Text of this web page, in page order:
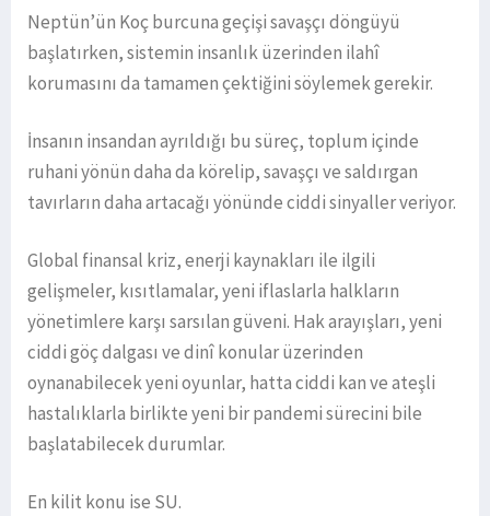
Neptün’ün Koç burcuna geçişi savaşçı döngüyü
başlatırken, sistemin insanlık üzerinden ilahî
korumasını da tamamen çektiğini söylemek gerekir.
İnsanın insandan ayrıldığı bu süreç, toplum içinde
ruhani yönün daha da körelip, savaşçı ve saldırgan
tavırların daha artacağı yönünde ciddi sinyaller veriyor.
Global finansal kriz, enerji kaynakları ile ilgili
gelişmeler, kısıtlamalar, yeni iflaslarla halkların
yönetimlere karşı sarsılan güveni. Hak arayışları, yeni
ciddi göç dalgası ve dinî konular üzerinden
oynanabilecek yeni oyunlar, hatta ciddi kan ve ateşli
hastalıklarla birlikte yeni bir pandemi sürecini bile
başlatabilecek durumlar.
En kilit konu ise SU.